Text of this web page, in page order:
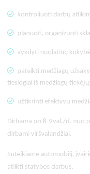
kontroliuoti darbų
planuoti, organizuoti
vykdyti nuolatinę
pateikti medžiagų
tiesiogiai iš medžiagų tiekėjų;
užtikrinti efektyvų
Dirbama po 8-9val./d. nuo
dirbami viršvalandžiai.
Suteikiame automobilį,
atlikti statybos darbus.